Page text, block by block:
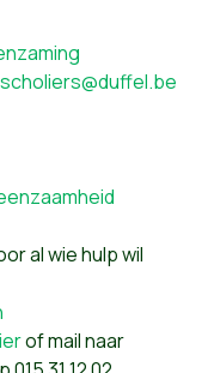
al wie hulp wil
of mail naar